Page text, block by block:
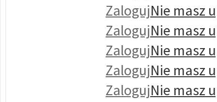
ZalogujNie masz
ZalogujNie masz
ZalogujNie masz
ZalogujNie masz
ZalogujNie masz